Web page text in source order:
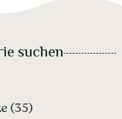
suchen
(35)